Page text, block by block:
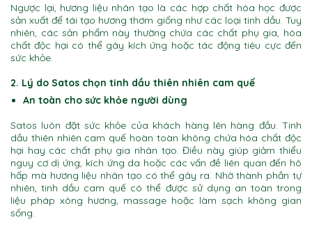
Ngược lại, hương liệu nhân tạo là các hợp chất hóa học được
sản xuất để tái tạo hương thơm giống như các loại tinh dầu. Tuy
nhiên, các sản phẩm này thường chứa các chất phụ gia, hóa
chất độc hại có thể gây kích ứng hoặc tác động tiêu cực đến
sức khỏe.
2. Lý do Satos chọn tinh dầu thiên nhiên cam quế
An toàn cho sức khỏe người dùng
Satos luôn đặt sức khỏe của khách hàng lên hàng đầu. Tinh
dầu thiên nhiên cam quế hoàn toàn không chứa hóa chất độc
hại hay các chất phụ gia nhân tạo. Điều này giúp giảm thiểu
nguy cơ dị ứng, kích ứng da hoặc các vấn đề liên quan đến hô
hấp mà hương liệu nhân tạo có thể gây ra. Nhờ thành phần tự
nhiên, tinh dầu cam quế có thể được sử dụng an toàn trong
liệu pháp xông hương, massage hoặc làm sạch không gian
sống.